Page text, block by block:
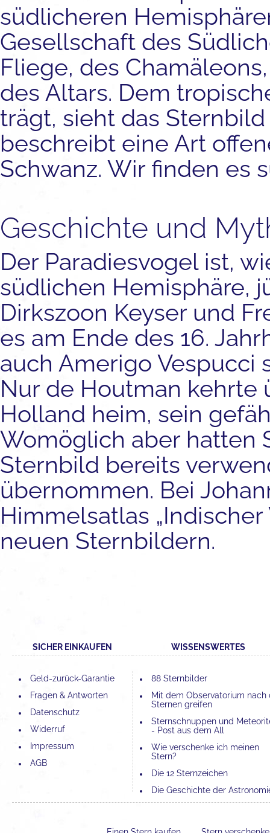
südlicheren
Gesellschaft des
Fliege, des
des Altars. Dem
trägt, sieht das
beschreibt eine Art
Schwanz. Wir finden es
Geschichte und
Der Paradiesvogel ist,
südlichen Hemisphäre,
Dirkszoon Keyser und
es am Ende des 16.
auch Amerigo Vespucci
Nur de Houtman
Holland heim, sein
Womöglich aber hatten
Sternbild bereits
übernommen. Bei
Himmelsatlas „Indischer
neuen Sternbildern.
SICHER EINKAUFEN
Geld-zurück-Garantie
Fragen & Antworten
Datenschutz
Widerruf
Impressum
AGB
WISSENSWERTES
88 Sternbilder
Mit dem Observatorium nach
Sternen greifen
Sternschnuppen und
- Post aus dem All
Wie verschenke ich meinen
Stern?
Die 12 Sternzeichen
Die Geschichte der